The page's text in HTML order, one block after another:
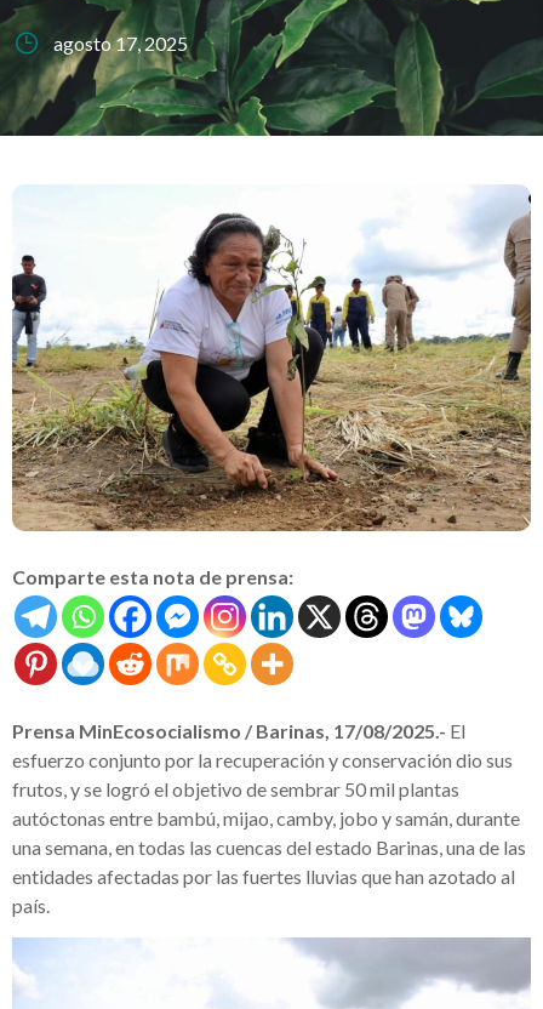
agosto 17, 2025
Comparte esta nota de prensa:
Prensa MinEcosocialismo / Barinas, 17/08/2025.- El
esfuerzo conjunto por la recuperación y conservación dio sus
frutos, y se logró el objetivo de sembrar 50 mil plantas
autóctonas entre bambú, mijao, camby, jobo y samán, durante
una semana, en todas las cuencas del estado Barinas, una de las
entidades afectadas por las fuertes lluvias que han azotado al
país.